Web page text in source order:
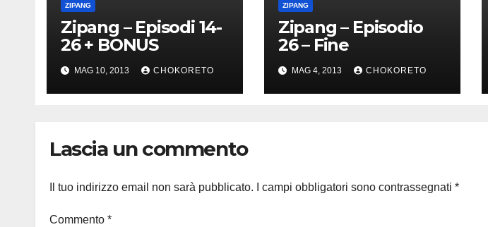
ZIPANG
Zipang – Episodi 14-
26 + BONUS
MAG 10, 2013 CHOKORETO
ZIPANG
Zipang – Episodio
26 – Fine
MAG 4, 2013 CHOKORETO
Lascia un commento
Il tuo indirizzo email non sarà pubblicato. I campi obbligatori sono contrassegnati *
Commento *